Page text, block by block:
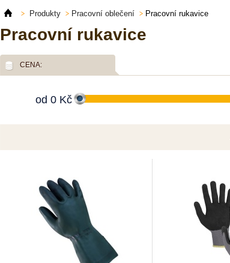
Produkty Pracovní oblečení Pracovní rukavice
Pracovní rukavice
CENA:
od 0 Kč